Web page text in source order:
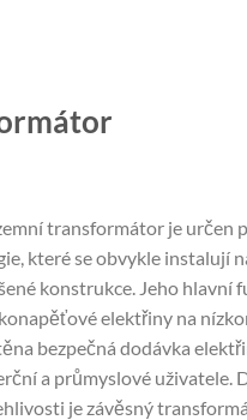
transformátor je určen
které se obvykle instalují
konstrukce. Jeho hlavní
elektřiny na
bezpečná dodávka
a průmyslové uživatele.
je závěsný